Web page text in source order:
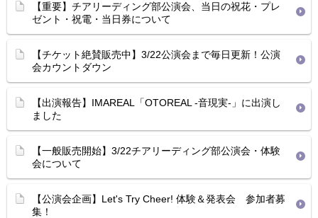
【重要】チアリーディング部公演会、当日の祝花・プレ
ゼント・祝電・当日券について
【チケット絶賛販売中】3/22公演会まで毎日更新！公演
会カウントダウン
【出演報告】IMAREAL「OTOREAL -音現実-」に出演し
ました
【一般販売開始】3/22チアリーディング部公演会・体験
会について
【公演会企画】Let's Try Cheer! 体験＆発表会 参加者募
集！